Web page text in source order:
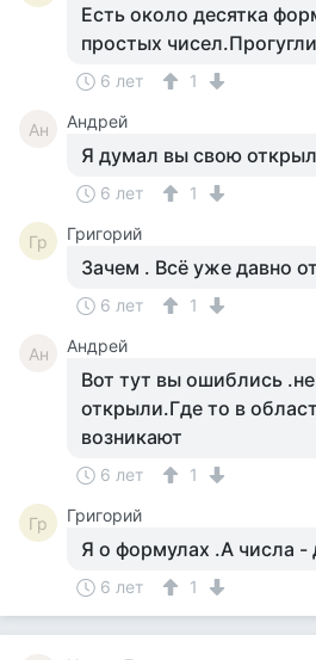
Есть около десятка
простых
6 лет 1
Ан Андрей
Я думал вы свою
6 лет 1
Гр Григорий
Зачем . Всё уже давно
6 лет 1
Ан Андрей
Вот тут вы ошиблись
открыли.Где то в
возникают
6 лет 1
Гр Григорий
Я о формулах .А числа -
6 лет 1